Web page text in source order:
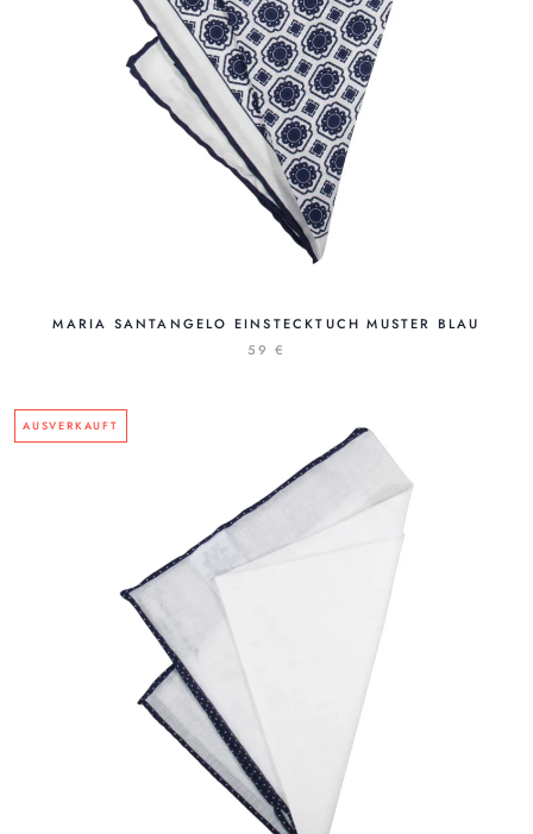
MARIA SANTANGELO EINSTECKTUCH MUSTER BLAU
59 €
AUSVERKAUFT